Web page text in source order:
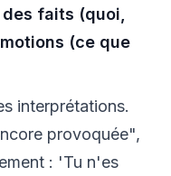
faits (quoi,
(ce que
interprétations.
provoquée",
: 'Tu n'es